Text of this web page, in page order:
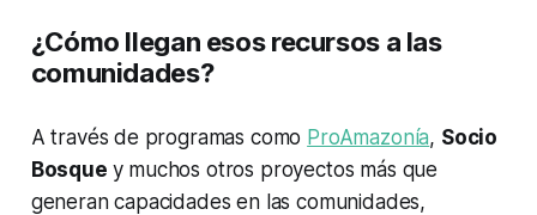
¿Cómo llegan esos recursos a las
comunidades?
A través de programas como ProAmazonía, Socio
Bosque y muchos otros proyectos más que
generan capacidades en las comunidades,